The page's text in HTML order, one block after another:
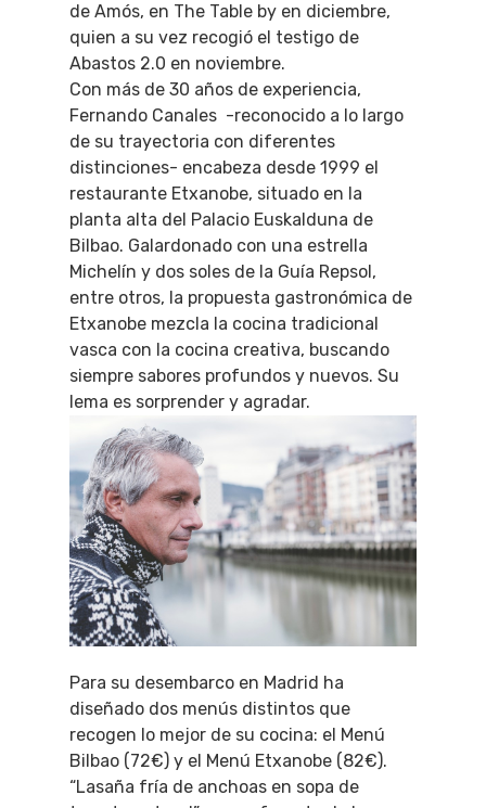
de Amós, en The Table by en diciembre,
quien a su vez recogió el testigo de
Abastos 2.0 en noviembre.
Con más de 30 años de experiencia,
Fernando Canales -reconocido a lo largo
de su trayectoria con diferentes
distinciones- encabeza desde 1999 el
restaurante Etxanobe, situado en la
planta alta del Palacio Euskalduna de
Bilbao. Galardonado con una estrella
Michelín y dos soles de la Guía Repsol,
entre otros, la propuesta gastronómica de
Etxanobe mezcla la cocina tradicional
vasca con la cocina creativa, buscando
siempre sabores profundos y nuevos. Su
lema es sorprender y agradar.
Para su desembarco en Madrid ha
diseñado dos menús distintos que
recogen lo mejor de su cocina: el Menú
Bilbao (72€) y el Menú Etxanobe (82€).
“Lasaña fría de anchoas en sopa de